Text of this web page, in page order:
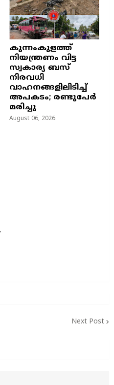
കുന്നംകുളത്ത്
നിയന്ത്രണം വിട്ട
സ്വകാര്യ ബസ്
നിരവധി
വാഹനങ്ങളിലിടിച്ച്
അപകടം; രണ്ടുപേർ
മരിച്ചു
August 06, 2026
Next Post